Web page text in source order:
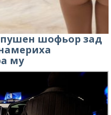
шофьор зад
му